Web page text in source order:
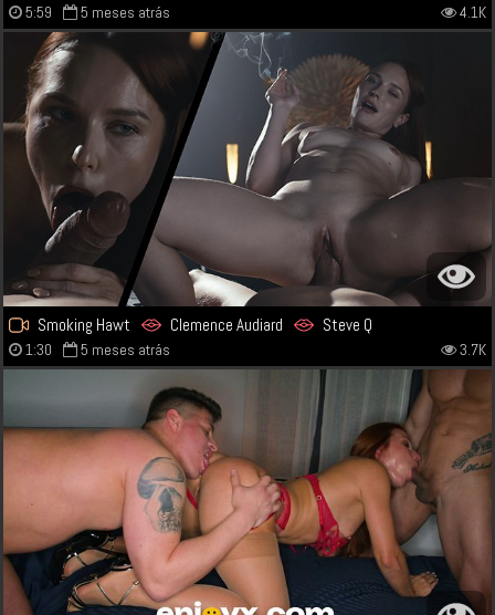
5:59 5 meses atrás 4.1K
Smoking Hawt Clemence Audiard Steve Q
1:30 5 meses atrás 3.7K